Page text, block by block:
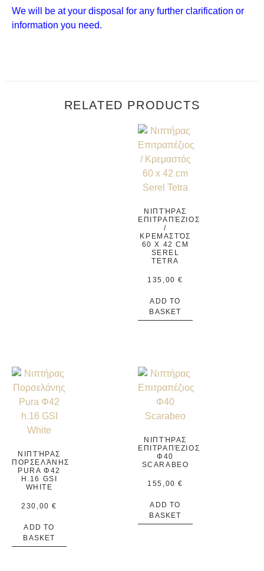
We will be at your disposal for any further clarification or
information you need.
RELATED PRODUCTS
ΝΙΠΤΉΡΑΣ
ΕΠΙΤΡΑΠΈΖΙΟΣ
/
ΚΡΕΜΑΣΤΌΣ
60 X 42 CM
SEREL
TETRA
135,00€
ADD TO
BASKET
ΝΙΠΤΉΡΑΣ
ΠΟΡΣΕΛΆΝΗΣ
PURA Φ42
H.16 GSI
WHITE
230,00€
ADD TO
BASKET
ΝΙΠΤΉΡΑΣ
ΕΠΙΤΡΑΠΈΖΙΟΣ
Φ40
SCARABEO
155,00€
ADD TO
BASKET